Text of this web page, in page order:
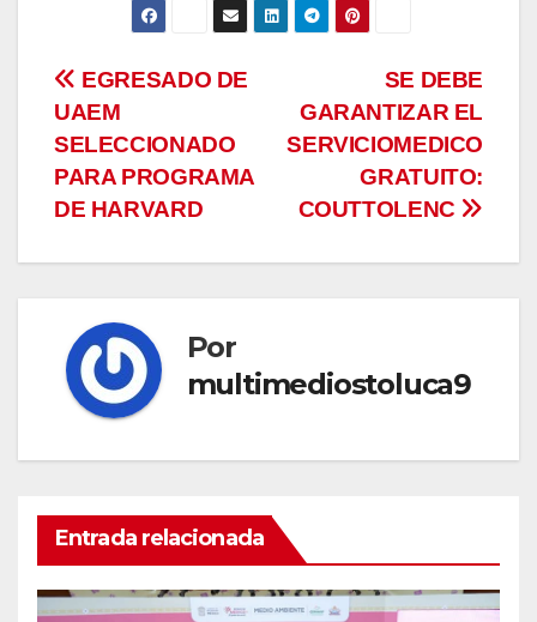
Navegación
de
entradas
SE DEBE
GARANTIZAR EL
SERVICIOMEDICO
GRATUITO:
COUTTOLENC
EGRESADO DE
UAEM
SELECCIONADO
PARA PROGRAMA
DE HARVARD
Por
multimediostoluca9
Entrada relacionada